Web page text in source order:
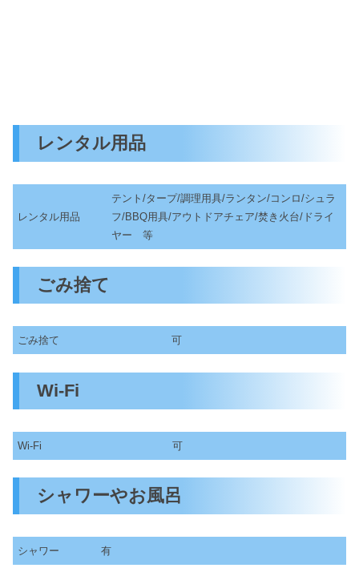
レンタル用品
レンタル用品
テント/タープ/調理用具/ランタン/コンロ/シュラ
フ/BBQ用具/アウトドアチェア/焚き火台/ドライ
ヤー 等
ごみ捨て
ごみ捨て 可
Wi-Fi
Wi-Fi 可
シャワーやお風呂
シャワー 有